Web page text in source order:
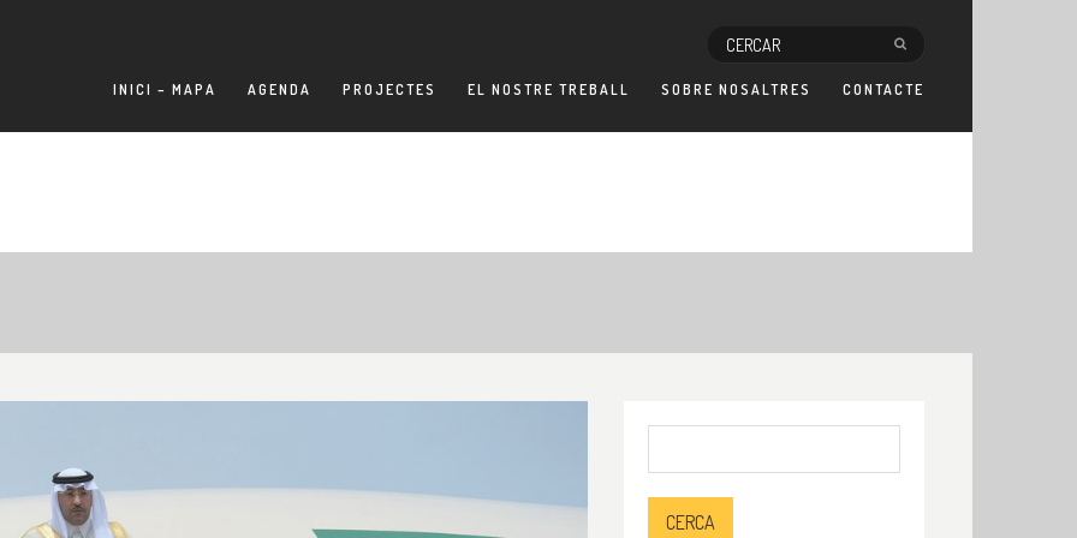
INICI – MAPA AGENDA PROJECTES EL NOSTRE TREBALL SOBRE NOSALTRES CONTACTE